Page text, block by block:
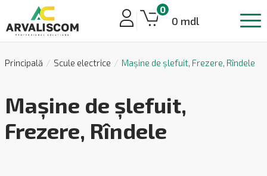
0
0 mdl
Principală Scule electrice Mașine de șlefuit, Frezere, Rîndele
Mașine de șlefuit,
Frezere, Rîndele